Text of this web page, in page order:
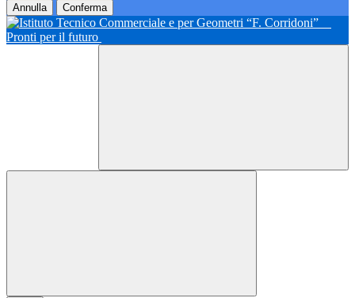
Annulla Conferma
Pronti per il futuro